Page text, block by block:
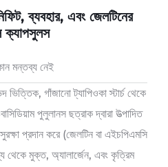
ব্যবহার, এবং জেলটিনের
ক্যাপসুলস
মন্তব্য নেই
গাঁজানো ট্যাপিওকা স্টার্চ থেকে
পুলুলানস ছত্রাক দ্বারা উত্পাদিত
প্রদান করে (জেলটিন বা এইচপিএমসি
থেকে মুক্ত, অ্যালার্জেন, এবং কৃত্রিম